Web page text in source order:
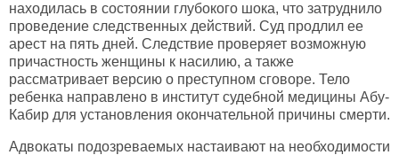
находилась в состоянии глубокого шока, что затруднило
проведение следственных действий. Суд продлил ее
арест на пять дней. Следствие проверяет возможную
причастность женщины к насилию, а также
рассматривает версию о преступном сговоре. Тело
ребенка направлено в институт судебной медицины Абу-
Кабир для установления окончательной причины смерти.
Адвокаты подозреваемых настаивают на необходимости